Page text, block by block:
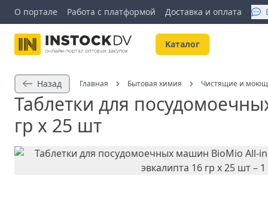
О портале Работа с платформой Доставка и оплата
Kаталог
Назад Главная Бытовая химия Чистящие и
Таблетки для
гр х 25 шт